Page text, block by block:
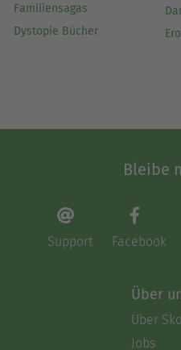
Familiensagas
Dystopie Bücher
Bleibe
Support Facebook
Über
Über
Jobs